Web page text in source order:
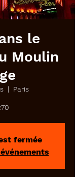
le
Moulin
  |
Paris
fermée